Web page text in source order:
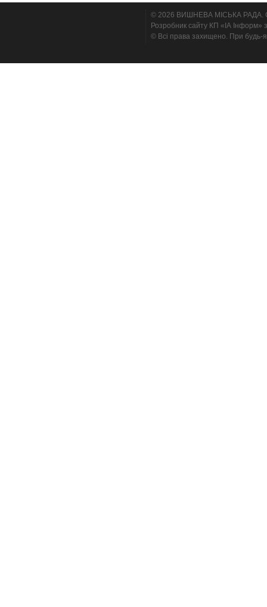
© 2026 ВИШНЕВА МІСЬКА РАДА.
Розробник сайту КП «ІА Інформ»
© Всі права захищено. При будь-